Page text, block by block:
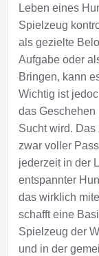
Leben eines
Spielzeug
als gezielte
Aufgabe oder
Bringen, kann
Wichtig ist
das Geschehen
Sucht wird.
zwar voller
jederzeit in der
entspannter
das wirklich
schafft eine
Spielzeug der
und in der